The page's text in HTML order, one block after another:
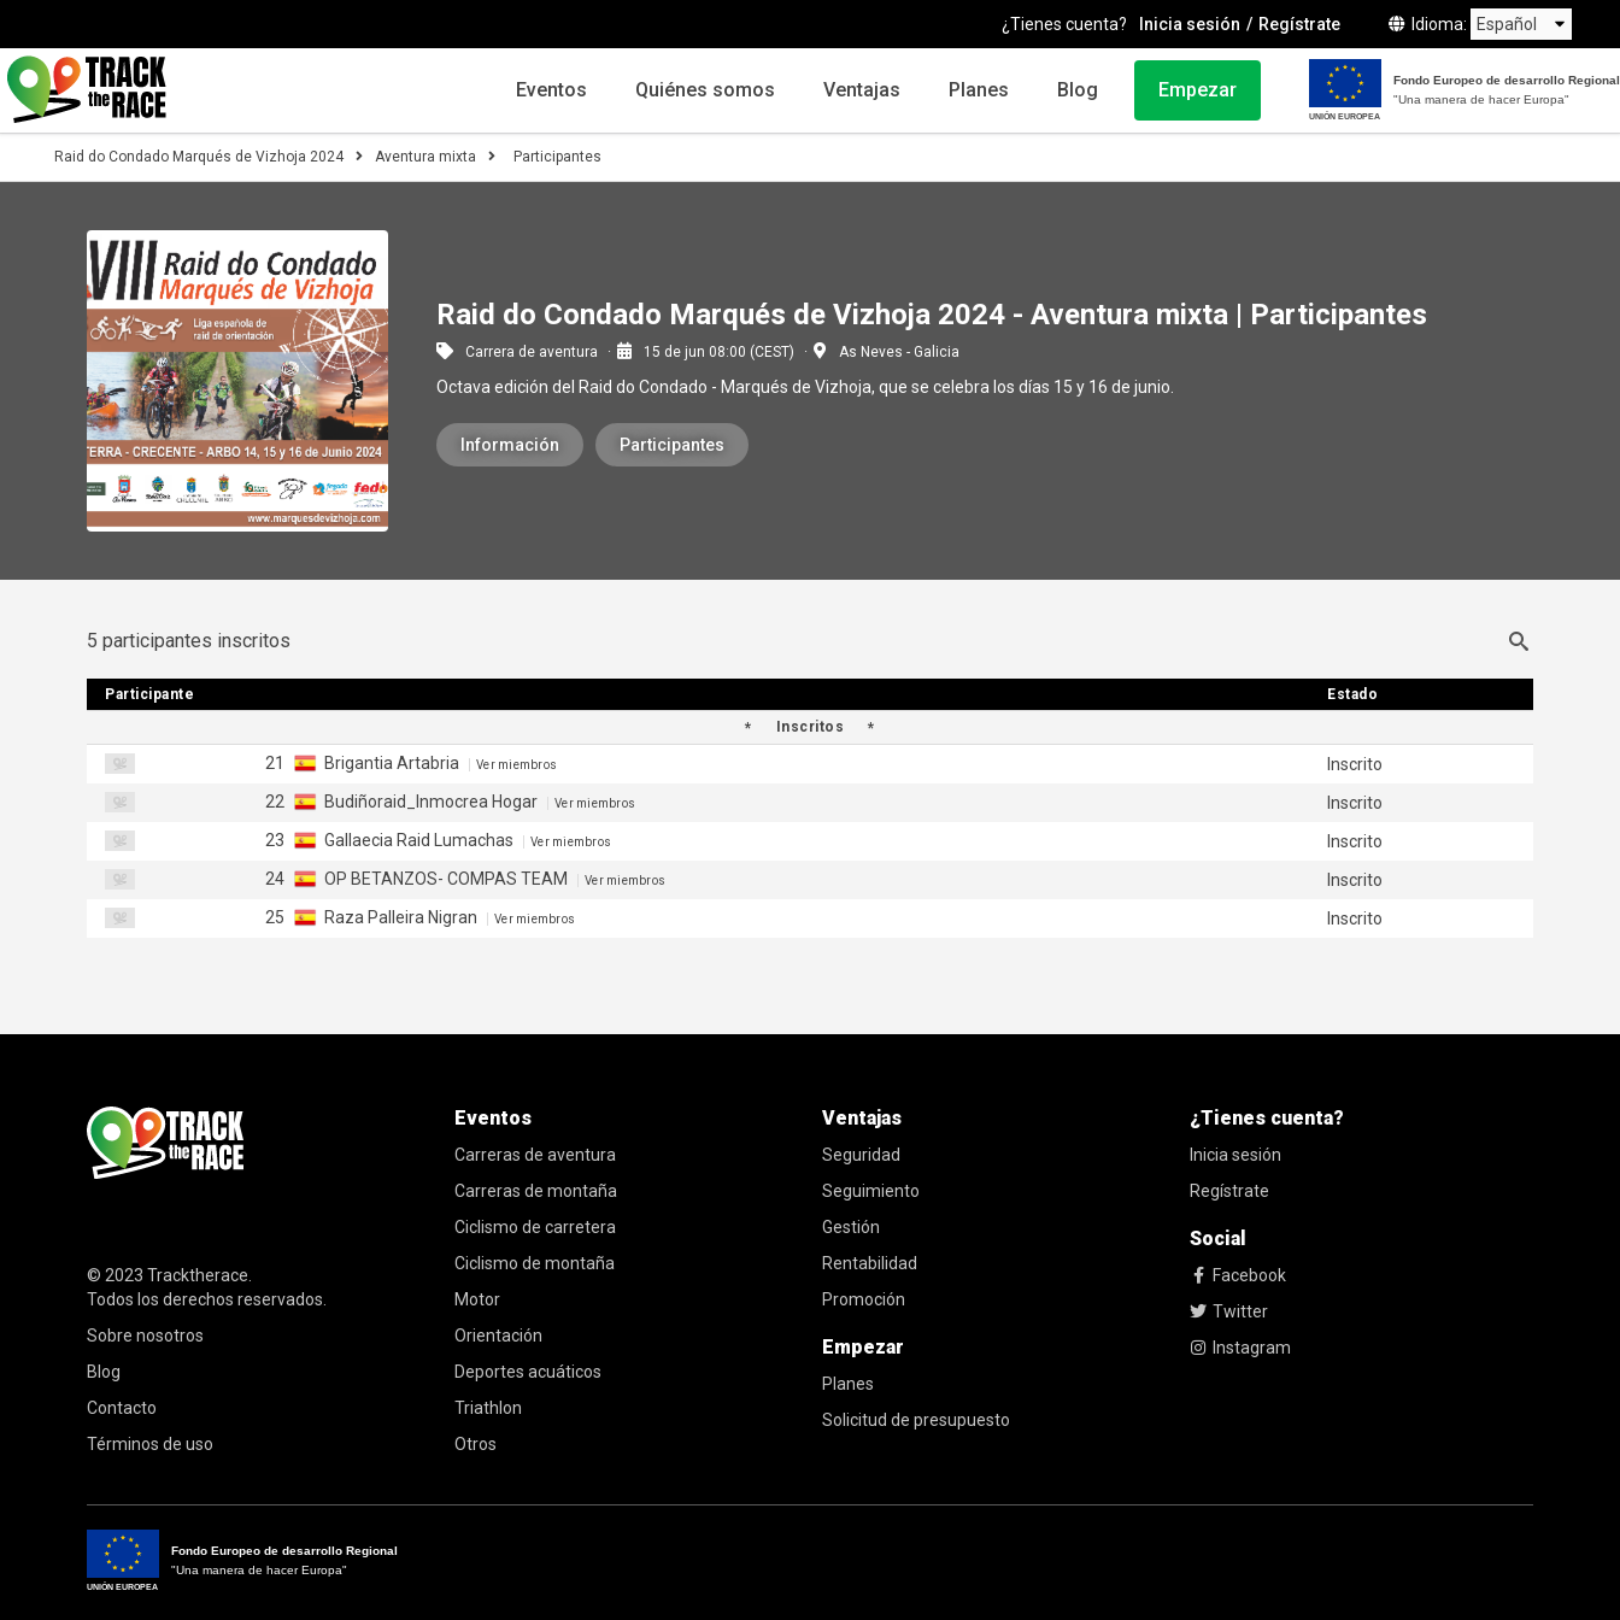
¿Tienes cuenta? Inicia sesión Regístrate Idioma
Eventos Quiénes somos Ventajas Planes Blog Empezar
UNIÓN EUROPEA
Fondo Europeo de desarrollo Regional
"Una manera de hacer Europa"
Raid do Condado Marqués de Vizhoja 2024 Aventura mixta Participantes
Raid do Condado Marqués de Vizhoja 2024 - Aventura mixta | Participantes
Carrera de aventura 15 de jun 08:00 (CEST) As Neves - Galicia
Octava edición del Raid do Condado - Marqués de Vizhoja, que se celebra los días 15 y 16 de junio.
Información Participantes
5 participantes inscritos
Participante
Estado
Inscritos
21 Brigantia Artabria Ver miembros
Inscrito
22
Budiñoraid_Inmocrea Hogar Ver miembros
Inscrito
23
Gallaecia Raid Lumachas Ver miembros
Inscrito
24
OP BETANZOS- COMPAS TEAM Ver miembros
Inscrito
25
Raza Palleira Nigran Ver miembros Inscrito
Participante Estado
© 2023 Tracktherace
Todos los derechos reservados.
Sobre nosotros
Blog
Contacto
Términos de uso
Eventos
Carreras de aventura
Carreras de montaña
Ciclismo de carretera
Ciclismo de montaña
Motor
Orientación
Deportes acuáticos
Triathlon
Otros
Ventajas
Seguridad
Seguimiento
Gestión
Rentabilidad
Promoción
Empezar
Planes
Solicitud de presupuesto
¿Tienes cuenta?
Inicia sesión
Regístrate
Social
Facebook
Twitter
Instagram
UNIÓN EUROPEA
Fondo Europeo de desarrollo Regional
"Una manera de hacer Europa"